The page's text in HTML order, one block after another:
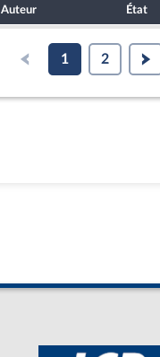
Auteur État
1 2